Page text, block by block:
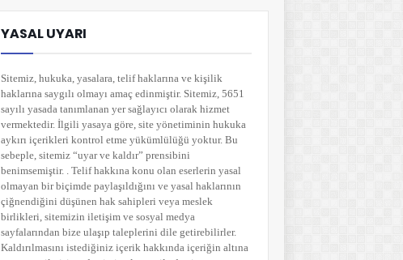
YASAL UYARI
Sitemiz, hukuka, yasalara, telif haklarına ve kişilik
haklarına saygılı olmayı amaç edinmiştir. Sitemiz, 5651
sayılı yasada tanımlanan yer sağlayıcı olarak hizmet
vermektedir. İlgili yasaya göre, site yönetiminin hukuka
aykırı içerikleri kontrol etme yükümlülüğü yoktur. Bu
sebeple, sitemiz “uyar ve kaldır” prensibini
benimsemiştir. . Telif hakkına konu olan eserlerin yasal
olmayan bir biçimde paylaşıldığını ve yasal haklarının
çiğnendiğini düşünen hak sahipleri veya meslek
birlikleri, sitemizin iletişim ve sosyal medya
sayfalarından bize ulaşıp taleplerini dile getirebilirler.
Kaldırılmasını istediğiniz içerik hakkında içeriğin altına